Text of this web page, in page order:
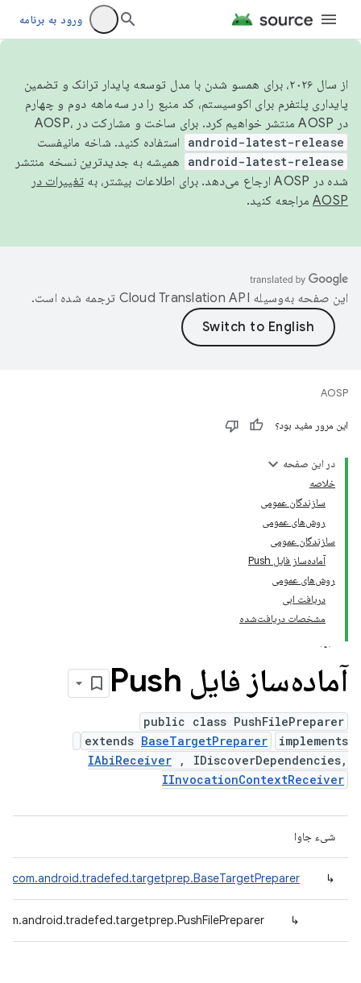
ورود به برنامه
از سال ۲۰۲۶، برای همسو شدن با مدل توسعه پایدار ترانک و تضمین
پایداری پلتفرم برای اکوسیستم، کد منبع را در سه‌ماهه دوم و چهارم
در AOSP منتشر خواهیم کرد. برای ساخت و مشارکت در AOSP،
android-latest-release استفاده کنید. شاخه مانیفست
android-latest-release
همیشه به جدیدترین نسخه منتشر
شده در AOSP ارجاع می‌دهد. برای اطلاعات بیشتر، به
تغییرات در
AOSP مراجعه کنید.
این صفحه به‌وسیله ترجمه شده است.
AOSP
این مرور مفید بود؟
در این صفحه
خلاصه
سازندگان عمومی
روش‌های عمومی
سازندگان عمومی
آماده‌ساز فایل Push
روش‌های عمومی
دریافت ابی
مشخصات دریافت‌شده
آماده‌ساز فایل Push
public class PushFilePreparer
extends BaseTargetPreparer
implements
IAbiReceiver , IDiscoverDependencies,
IInvocationContextReceiver
شیء جاوا
↳
com.android.tradefed.targetprep.BaseTargetPreparer
↳